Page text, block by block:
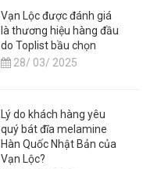
Vạn Lộc được đánh giá
là thương hiệu hàng đầu
do Toplist bầu chọn
28/ 03/ 2025
Lý do khách hàng yêu
quý bát đĩa melamine
Hàn Quốc Nhật Bản của
Vạn Lộc?